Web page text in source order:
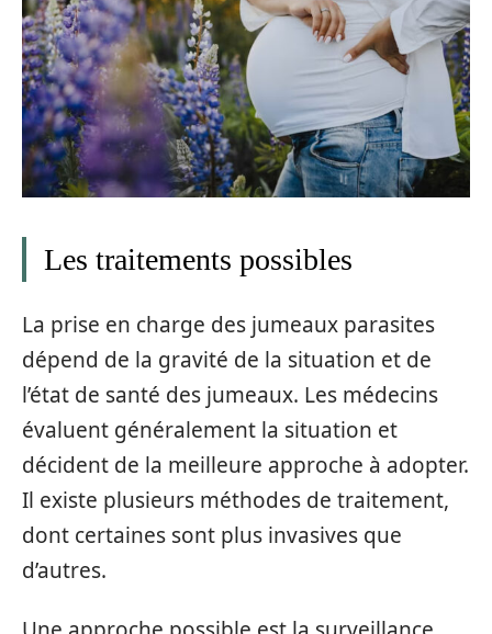
Les traitements possibles
La prise en charge des jumeaux parasites
dépend de la gravité de la situation et de
l’état de santé des jumeaux. Les médecins
évaluent généralement la situation et
décident de la meilleure approche à adopter.
Il existe plusieurs méthodes de traitement,
dont certaines sont plus invasives que
d’autres.